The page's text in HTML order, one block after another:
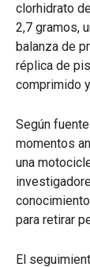
clorhidrato
2,7 gramos,
balanza de
réplica de
comprimido
Según
momentos
una
para retirar
El